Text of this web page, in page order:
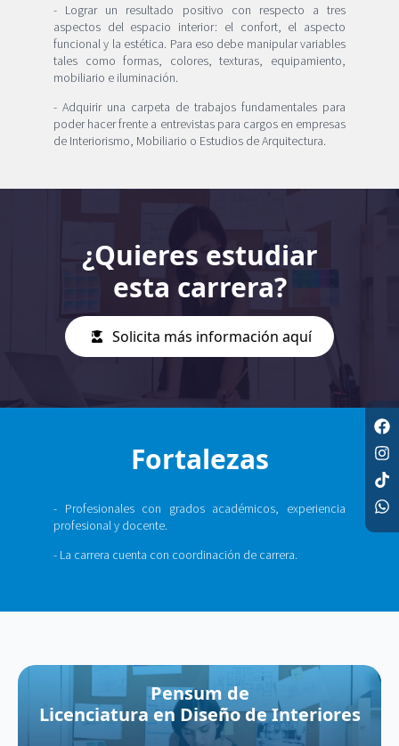
- Lograr un resultado positivo con respecto a tres
aspectos del espacio interior: el confort, el aspecto
funcional y la estética. Para eso debe manipular variables
tales como formas, colores, texturas, equipamiento,
mobiliario e iluminación.
- Adquirir una carpeta de trabajos fundamentales para
poder hacer frente a entrevistas para cargos en empresas
de Interiorismo, Mobiliario o Estudios de Arquitectura.
¿Quieres estudiar
esta carrera?
Solicita más información aquí
Fortalezas
- Profesionales con grados académicos, experiencia
profesional y docente.
- La carrera cuenta con coordinación de carrera.
Pensum de
Licenciatura en Diseño de Interiores